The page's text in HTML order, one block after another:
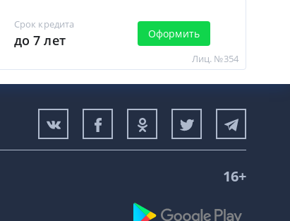
Срок кредита
до 7 лет Оформить
Лиц. №354
16+